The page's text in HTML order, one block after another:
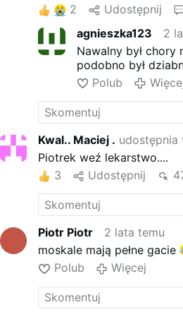
2
Udostępnij
agnieszka123
2
Nawalny był chory
podobno był
Polub
Kwal.. Maciej . udostępnia
Piotrek weź lekarstwo....
3
Udostępnij
Piotr Piotr
2 lata temu
moskale mają pełne gacie
Polub
Więcej